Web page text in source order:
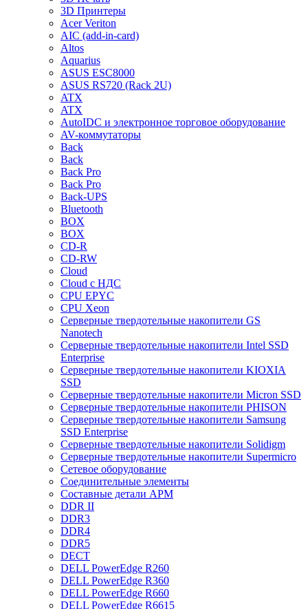
3D Принтеры
Acer Veriton
AIC (add-in-card)
Altos
Aquarius
ASUS ESC8000
ASUS RS720 (Rack 2U)
ATX
ATX
AutoIDC и электронное торговое оборудование
AV-коммутаторы
Back
Back
Back Pro
Back Pro
Back-UPS
Bluetooth
BOX
BOX
CD-R
CD-RW
Cloud
Cloud с НДС
CPU EPYC
CPU Xeon
Cерверные твердотельные накопители GS
Nanotech
Cерверные твердотельные накопители Intel SSD
Enterprise
Cерверные твердотельные накопители KIOXIA
SSD
Cерверные твердотельные накопители Micron SSD
Cерверные твердотельные накопители PHISON
Cерверные твердотельные накопители Samsung
SSD Enterprise
Cерверные твердотельные накопители Solidigm
Cерверные твердотельные накопители Supermicro
Cетевое оборудование
Cоединительные элементы
Cоставные детали АРМ
DDR II
DDR3
DDR4
DDR5
DECT
DELL PowerEdge R260
DELL PowerEdge R360
DELL PowerEdge R660
DELL PowerEdge R6615